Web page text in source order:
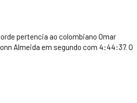
pertencia ao colombiano Omar
Almeida em segundo com 4:44:37. O